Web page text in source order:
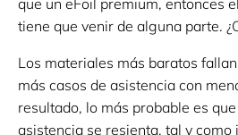
que un eFoil premium, entonces
tiene que venir de alguna parte.
Los materiales más baratos
más casos de asistencia con
resultado, lo más probable es
asistencia se resienta, tal y como